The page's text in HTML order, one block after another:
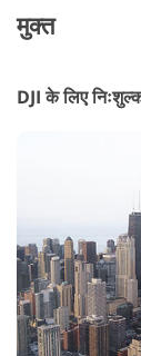
मुक्त
DJI के लिए